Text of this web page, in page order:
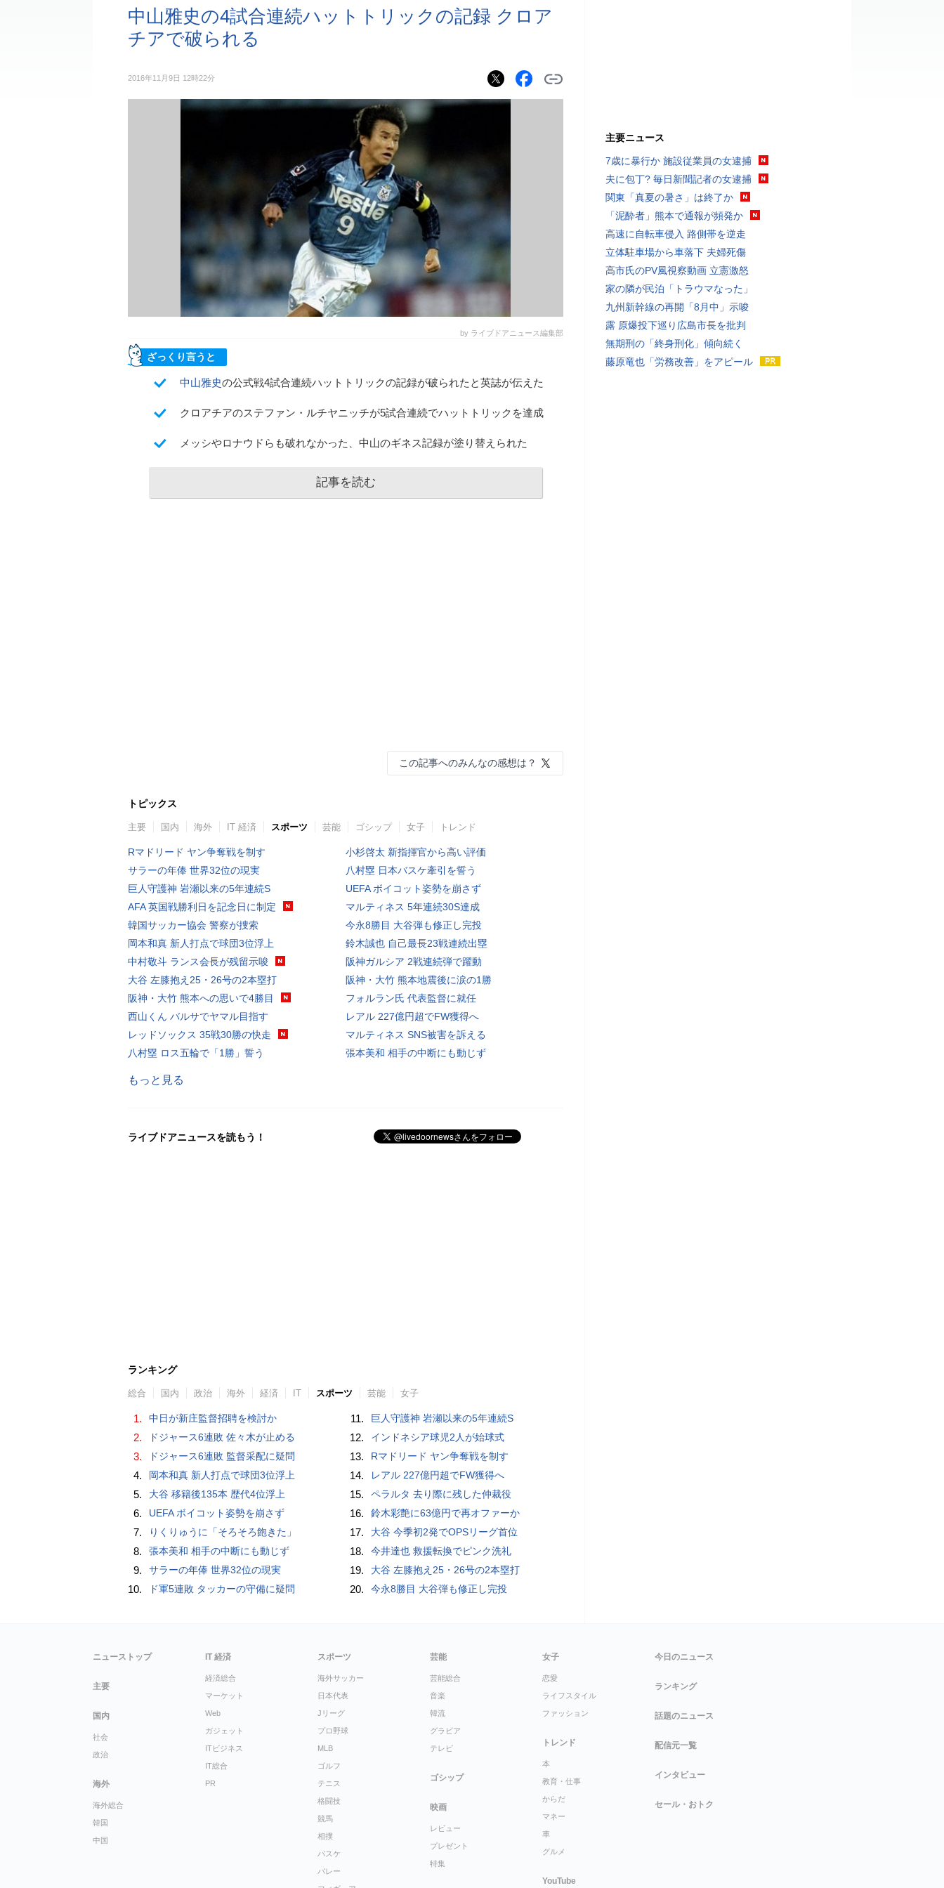
中山雅史の4試合連続ハットトリックの記録 クロア
チアで破られる
2016年11月9日 12時22分
by ライブドアニュース編集部
ざっくり言うと
中山雅史の公式戦4試合連続ハットトリックの記録が破られたと英誌が伝えた
クロアチアのステファン・ルチヤニッチが5試合連続でハットトリックを達成
メッシやロナウドらも破れなかった、中山のギネス記録が塗り替えられた
記事を読む
この記事へのみんなの感想は？
トピックス
主要 国内 海外 IT 経済 スポーツ 芸能 ゴシップ 女子 トレンド
Rマドリード ヤン争奪戦を制す
サラーの年俸 世界32位の現実
巨人守護神 岩瀬以来の5年連続S
AFA 英国戦勝利日を記念日に制定
韓国サッカー協会 警察が捜索
岡本和真 新人打点で球団3位浮上
中村敬斗 ランス会長が残留示唆
大谷 左膝抱え25・26号の2本塁打
阪神・大竹 熊本への思いで4勝目
西山くん バルサでヤマル目指す
レッドソックス 35戦30勝の快走
八村塁 ロス五輪で「1勝」誓う
小杉啓太 新指揮官から高い評価
八村塁 日本バスケ牽引を誓う
UEFA ボイコット姿勢を崩さず
マルティネス 5年連続30S達成
今永8勝目 大谷弾も修正し完投
鈴木誠也 自己最長23戦連続出塁
阪神ガルシア 2戦連続弾で躍動
阪神・大竹 熊本地震後に涙の1勝
フォルラン氏 代表監督に就任
レアル 227億円超でFW獲得へ
マルティネス SNS被害を訴える
張本美和 相手の中断にも動じず
もっと見る
ライブドアニュースを読もう！
ランキング
総合 国内 政治 海外 経済 IT スポーツ 芸能 女子
1. 中日が新庄監督招聘を検討か
2. ドジャース6連敗 佐々木が止める
3. ドジャース6連敗 監督采配に疑問
4. 岡本和真 新人打点で球団3位浮上
5. 大谷 移籍後135本 歴代4位浮上
6. UEFA ボイコット姿勢を崩さず
7. りくりゅうに「そろそろ飽きた」
8. 張本美和 相手の中断にも動じず
9. サラーの年俸 世界32位の現実
10. ド軍5連敗 タッカーの守備に疑問
11. 巨人守護神 岩瀬以来の5年連続S
12. インドネシア球児2人が始球式
13. Rマドリード ヤン争奪戦を制す
14. レアル 227億円超でFW獲得へ
15. ペラルタ 去り際に残した仲裁役
16. 鈴木彩艶に63億円で再オファーか
17. 大谷 今季初2発でOPSリーグ首位
18. 今井達也 救援転換でピンク洗礼
19. 大谷 左膝抱え25・26号の2本塁打
20. 今永8勝目 大谷弾も修正し完投
主要ニュース
7歳に暴行か 施設従業員の女逮捕
夫に包丁? 毎日新聞記者の女逮捕
関東「真夏の暑さ」は終了か
「泥酔者」熊本で通報が頻発か
高速に自転車侵入 路側帯を逆走
立体駐車場から車落下 夫婦死傷
高市氏のPV風視察動画 立憲激怒
家の隣が民泊「トラウマなった」
九州新幹線の再開「8月中」示唆
露 原爆投下巡り広島市長を批判
無期刑の「終身刑化」傾向続く
藤原竜也「労務改善」をアピール
ニューストップ
主要
国内
社会
政治
海外
海外総合
韓国
中国
IT 経済
経済総合
マーケット
Web
ガジェット
ITビジネス
IT総合
PR
スポーツ
海外サッカー
日本代表
Jリーグ
プロ野球
MLB
ゴルフ
テニス
格闘技
競馬
相撲
バスケ
バレー
芸能
芸能総合
音楽
韓流
グラビア
テレビ
ゴシップ
映画
レビュー
プレゼント
特集
女子
恋愛
ライフスタイル
ファッション
トレンド
本
教育・仕事
からだ
マネー
車
グルメ
YouTube
今日のニュース
ランキング
話題のニュース
配信元一覧
インタビュー
セール・おトク